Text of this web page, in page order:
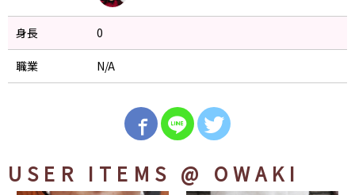
身長 0
職業 N/A
USER ITEMS @ OWAKI